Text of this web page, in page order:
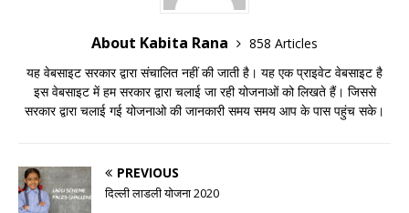
About Kabita Rana
858 Articles
यह वेबसाइट सरकार द्वारा संचालित नहीं की जाती है। यह एक प्राइवेट वेबसाइट है
इस वेबसाइट में हम सरकार द्वारा चलाई जा रही योजनाओं को लिखते हैं। जिससे
सरकार द्वारा चलाई गई योजनाओ की जानकारी समय समय आप के पास पहुंच सके।
PREVIOUS
दिल्ली लाडली योजना 2020